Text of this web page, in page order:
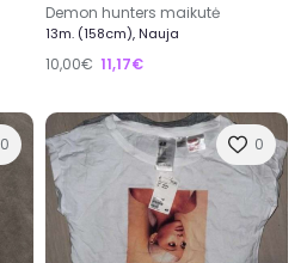
Demon hunters maikutė
13m. (158cm), Nauja
10,00€ 11,17€
0 0